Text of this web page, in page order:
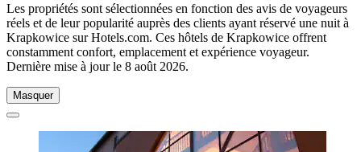
Les propriétés sont sélectionnées en fonction des avis de voyageurs
réels et de leur popularité auprès des clients ayant réservé une nuit à
Krapkowice sur Hotels.com. Ces hôtels de Krapkowice offrent
constamment confort, emplacement et expérience voyageur.
Dernière mise à jour le 8 août 2026.
Masquer